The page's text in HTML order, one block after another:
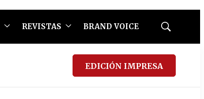
REVISTAS BRAND VOICE
Mostrar
EDICIÓN IMPRESA